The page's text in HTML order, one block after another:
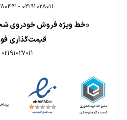
02191028011
-
«خط ویژه فروش خودروی
قیمت‌گذاری
02191027011